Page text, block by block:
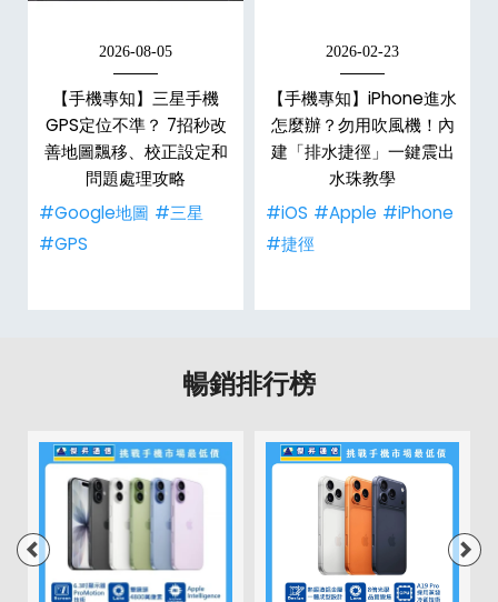
2026-08-05
【手機專知】三星手機
GPS定位不準？ 7招秒改
善地圖飄移、校正設定和
問題處理攻略
#Google地圖 #三星
#GPS
2026-02-23
【手機專知】iPhone進水
怎麼辦？勿用吹風機！內
建「排水捷徑」一鍵震出
水珠教學
#iOS #Apple #iPhone
#捷徑
暢銷排行榜